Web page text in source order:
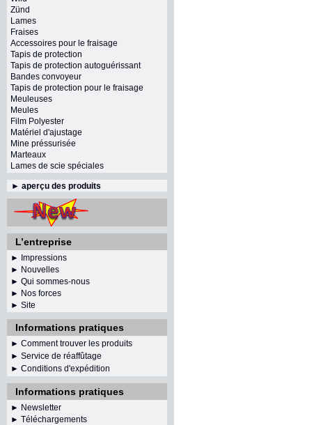
Zünd
Lames
Fraises
Accessoires pour le fraisage
Tapis de protection
Tapis de protection autoguérissant
Bandes convoyeur
Tapis de protection pour le fraisage
Meuleuses
Meules
Film Polyester
Matériel d'ajustage
Mine préssurisée
Marteaux
Lames de scie spéciales
► aperçu des produits
L’entreprise
► Impressions
► Nouvelles
► Qui sommes-nous
► Nos forces
► Site
Informations pratiques
► Comment trouver les produits
► Service de réaffûtage
► Conditions d'expédition
Informations pratiques
► Newsletter
► Téléchargements